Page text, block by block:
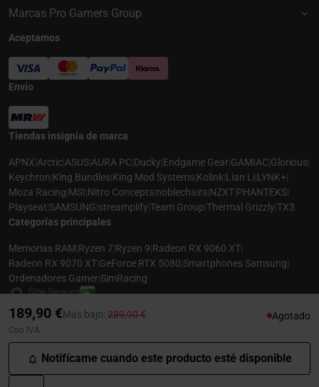
Más bajo: Precio rebajado desde
289,90 €hasta
189,90 € Agotado
Con IVA
Notifícame cuando este producto esté disponible
Marcas Pro Gamers Group
Aceptamos
Envío
Tiendas insignia de marca
APNX|Arctic|ASUS|AURA PC|Ducky|Endgame Gear|GAMIAC|Glorious|
Keychron|King Bundles|King Mod Systems|Kolink|Lian Li|LYNK+|
Moza Racing|MSI|Nitro Concepts|noblechairs|NZXT|PHANTEKS|
Playseat|SAMSUNG|streamplify|Team Group|Thermal Grizzly|TX3
Categorías principales
Memorias RAM|Ryzen 7|Ryzen 9|Radeon RX 9060 XT|
Radeon RX 9070 XT|GeForce RTX 5080|Smartphones Samsung|
Ordenadores Gamer|SimRacing
© 2026 CASEKING ESPAÑA. TODOS LOS DERECHOS RESERVADOS. LAS
FOTOS PUEDEN NO COINCIDIR CON LA DESCRIPCIÓN. PRECIOS Y
ESPECIFICACIONES SUJETOS A CAMBIOS SIN AVISO PREVIO. CASEKING
ESPAÑA RENUNCIA A CUALQUIER RESPONSABILIDAD POR CUALQUIER ERROR